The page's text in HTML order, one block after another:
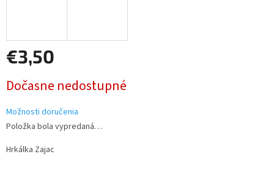
€3,50
cena:
Dočasne nedostupné
Možnosti doručenia
Položka bola vypredaná…
Hrkálka Zajac